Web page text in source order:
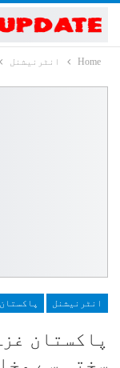
Home انٹرنیشنل
انٹرنیشنل پاکستان
پاکستان